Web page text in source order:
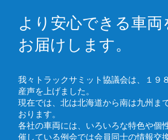
より安心できる車
お届けします。
我々トラックサミット協議会は、１９
産声を上げました。
現在では、北は北海道から南は九州ま
おります。
各社の車両には、いろいろな特色や個
催している例会では会員同士の情報交